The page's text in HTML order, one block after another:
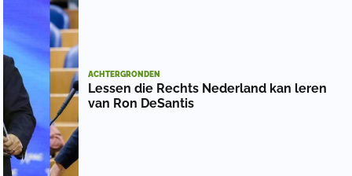
ACHTERGRONDEN
Lessen die Rechts Nederland kan leren
van Ron DeSantis